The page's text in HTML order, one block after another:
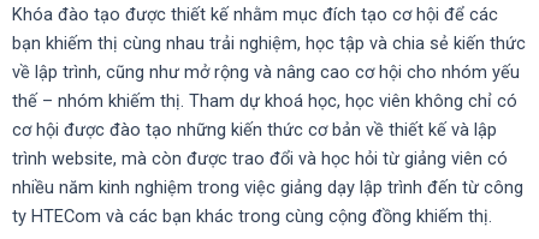
Khóa đào tạo được thiết kế nhằm mục đích tạo cơ hội để các
bạn khiếm thị cùng nhau trải nghiệm, học tập và chia sẻ kiến thức
về lập trình, cũng như mở rộng và nâng cao cơ hội cho nhóm yếu
thế – nhóm khiếm thị. Tham dự khoá học, học viên không chỉ có
cơ hội được đào tạo những kiến thức cơ bản về thiết kế và lập
trình website, mà còn được trao đổi và học hỏi từ giảng viên có
nhiều năm kinh nghiệm trong việc giảng dạy lập trình đến từ công
ty HTECom và các bạn khác trong cùng cộng đồng khiếm thị.